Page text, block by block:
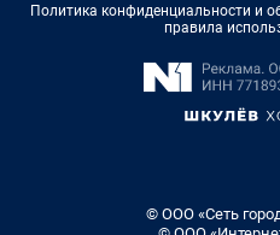
Политика конфиденциальности и
правила
© ООО «Сеть